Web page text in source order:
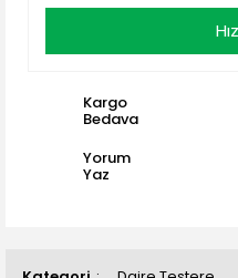
Kargo
Bedava
Yorum
Yaz